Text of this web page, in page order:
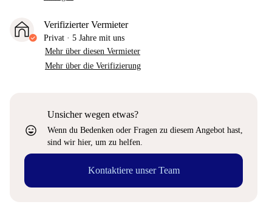
Verifizierter Vermieter
Privat · 5 Jahre mit uns
Mehr über diesen Vermieter
Mehr über die Verifizierung
sentiment_very_satisfied
Unsicher wegen etwas?
Wenn du Bedenken oder Fragen zu diesem Angebot hast,
sind wir hier, um zu helfen.
Kontaktiere unser Team